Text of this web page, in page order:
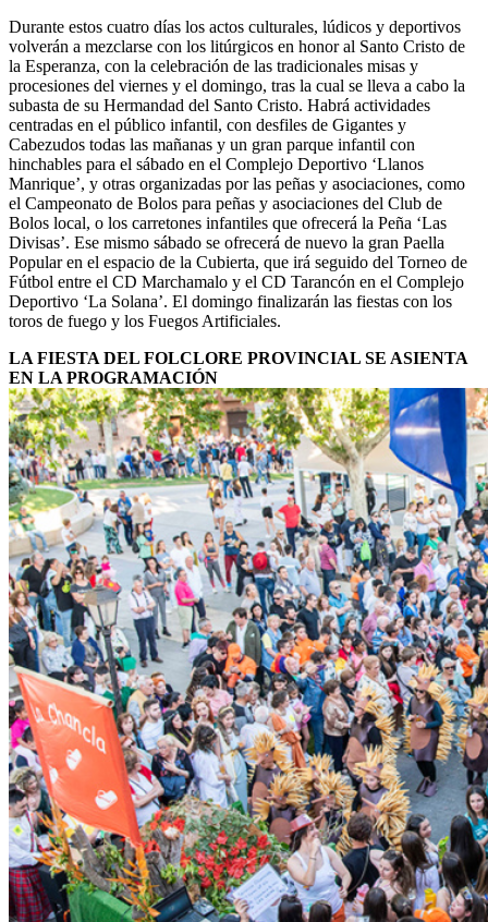
Durante estos cuatro días los actos culturales, lúdicos y deportivos
volverán a mezclarse con los litúrgicos en honor al Santo Cristo de
la Esperanza, con la celebración de las tradicionales misas y
procesiones del viernes y el domingo, tras la cual se lleva a cabo la
subasta de su Hermandad del Santo Cristo. Habrá actividades
centradas en el público infantil, con desfiles de Gigantes y
Cabezudos todas las mañanas y un gran parque infantil con
hinchables para el sábado en el Complejo Deportivo ‘Llanos
Manrique’, y otras organizadas por las peñas y asociaciones, como
el Campeonato de Bolos para peñas y asociaciones del Club de
Bolos local, o los carretones infantiles que ofrecerá la Peña ‘Las
Divisas’. Ese mismo sábado se ofrecerá de nuevo la gran Paella
Popular en el espacio de la Cubierta, que irá seguido del Torneo de
Fútbol entre el CD Marchamalo y el CD Tarancón en el Complejo
Deportivo ‘La Solana’. El domingo finalizarán las fiestas con los
toros de fuego y los Fuegos Artificiales.
LA FIESTA DEL FOLCLORE PROVINCIAL SE ASIENTA
EN LA PROGRAMACIÓN